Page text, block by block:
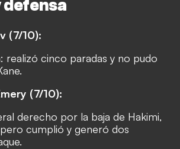
(7/10):
realizó cinco paradas y no pudo
(7/10):
derecho por la baja de Hakimi,
cumplió y generó dos